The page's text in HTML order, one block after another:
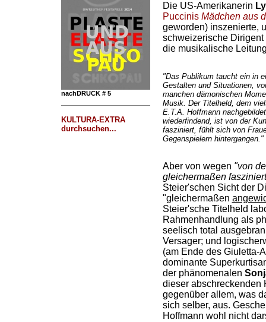
nachDRUCK # 5
KULTURA-EXTRA
durchsuchen...
Die US-Amerikanerin
Puccinis Mädchen aus
geworden) inszenierte,
schweizerische Dirigent
die musikalische
"Das Publikum taucht ein in
Gestalten und Situationen,
manchen dämonischen
Musik. Der Titelheld, dem
E.T.A. Hoffmann
wiederfindend, ist von der
fasziniert, fühlt sich von
Gegenspielern hintergangen."
Aber von wegen "von
gleichermaßen
Steier'schen Sicht der
"gleichermaßen
Steier'sche Titelheld
Rahmenhandlung als
seelisch total
Versager; und
(am Ende des Giuletta-
dominante
der phänomenalen
dieser abschreckenden
gegenüber allem, was
sich selber, aus.
Hoffmann wohl nicht